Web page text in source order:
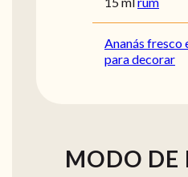
Ananás fresco
para decorar
MODO DE